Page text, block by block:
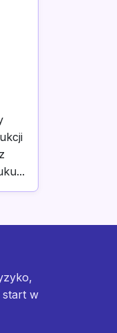
start w